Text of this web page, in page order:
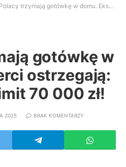
Polacy trzymają gotówkę w domu. Eksperci ostrzegają: Banki mają limit 70 000 zł!
gotówkę w
ostrzegają:
70 000 zł!
2025 BRAK KOMENTARZY